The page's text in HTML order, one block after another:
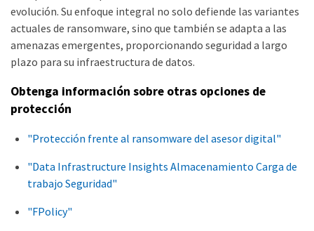
evolución. Su enfoque integral no solo defiende las variantes
actuales de ransomware, sino que también se adapta a las
amenazas emergentes, proporcionando seguridad a largo
plazo para su infraestructura de datos.
Obtenga información sobre otras opciones de
protección
"Protección frente al ransomware del asesor digital"
"Data Infrastructure Insights Almacenamiento Carga de
trabajo Seguridad"
"FPolicy"